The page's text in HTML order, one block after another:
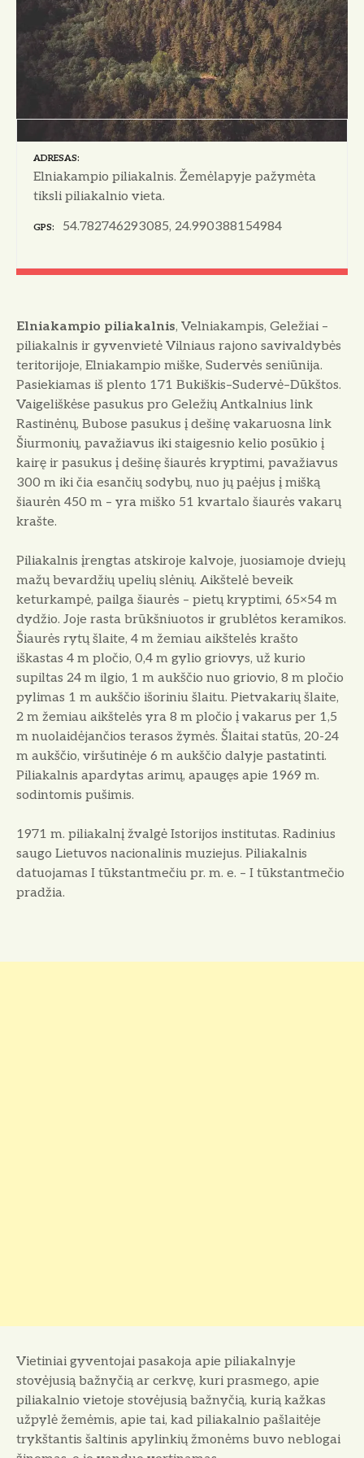
ADRESAS
Elniakampio piliakalnis. Žemėlapyje pažymėta
tiksli piliakalnio vieta.
GPS 54.782746293085, 24.990388154984
Elniakampio piliakalnis, Velniakampis, Geležiai –
piliakalnis ir gyvenvietė Vilniaus rajono savivaldybės
teritorijoje, Elniakampio miške, Sudervės seniūnija.
Pasiekiamas iš plento 171 Bukiškis–Sudervė–Dūkštos.
Vaigeliškėse pasukus pro Geležių Antkalnius link
Rastinėnų, Bubose pasukus į dešinę vakaruosna link
Šiurmonių, pavažiavus iki staigesnio kelio posūkio į
kairę ir pasukus į dešinę šiaurės kryptimi, pavažiavus
300 m iki čia esančių sodybų, nuo jų paėjus į mišką
šiaurėn 450 m – yra miško 51 kvartalo šiaurės vakarų
krašte.
Piliakalnis įrengtas atskiroje kalvoje, juosiamoje dviejų
mažų bevardžių upelių slėnių. Aikštelė beveik
keturkampė, pailga šiaurės – pietų kryptimi, 65×54 m
dydžio. Joje rasta brūkšniuotos ir grublėtos keramikos.
Šiaurės rytų šlaite, 4 m žemiau aikštelės krašto
iškastas 4 m pločio, 0,4 m gylio griovys, už kurio
supiltas 24 m ilgio, 1 m aukščio nuo griovio, 8 m pločio
pylimas 1 m aukščio išoriniu šlaitu. Pietvakarių šlaite,
2 m žemiau aikštelės yra 8 m pločio į vakarus per 1,5
m nuolaidėjančios terasos žymės. Šlaitai statūs, 20-24
m aukščio, viršutinėje 6 m aukščio dalyje pastatinti.
Piliakalnis apardytas arimų, apaugęs apie 1969 m.
sodintomis pušimis.
1971 m. piliakalnį žvalgė Istorijos institutas. Radinius
saugo Lietuvos nacionalinis muziejus. Piliakalnis
datuojamas I tūkstantmečiu pr. m. e. – I tūkstantmečio
pradžia.
Vietiniai gyventojai pasakoja apie piliakalnyje
stovėjusią bažnyčią ar cerkvę, kuri prasmego, apie
piliakalnio vietoje stovėjusią bažnyčią, kurią kažkas
užpylė žemėmis, apie tai, kad piliakalnio pašlaitėje
trykštantis šaltinis apylinkių žmonėms buvo neblogai